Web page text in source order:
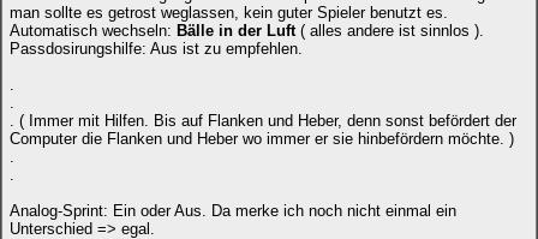
man sollte es getrost weglassen, kein guter Spieler benutzt es.
Automatisch wechseln: Bälle in der Luft( alles andere ist sinnlos ).
Passdosirungshilfe: Aus ist zu empfehlen.
.
.
. ( Immer mit Hilfen. Bis auf Flanken und Heber, denn sonst befördert der
Computer die Flanken und Heber wo immer er sie hinbefördern möchte. )
.
.
Analog-Sprint: Ein oder Aus. Da merke ich noch nicht einmal ein
Unterschied => egal.